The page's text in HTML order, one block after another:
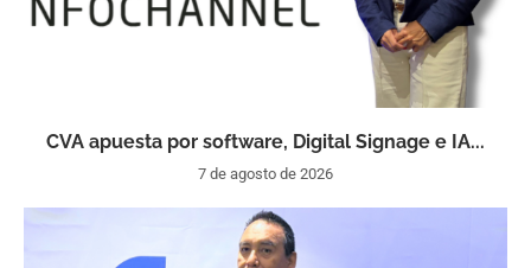
CVA apuesta por software, Digital Signage e IA...
7 de agosto de 2026